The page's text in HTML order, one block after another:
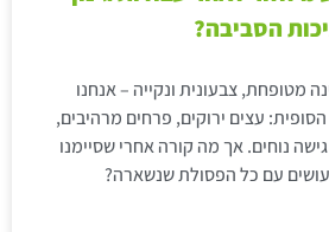
הסביבה?
מטופחת, צבעונית ונקייה – אנחנו
עצים ירוקים, פרחים מרהיבים,
נוחים. אך מה קורה אחרי שסיימנו
עם כל הפסולת שנשארה?